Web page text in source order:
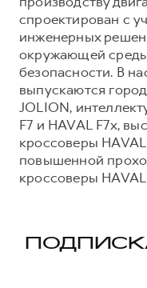
спроектирован с
инженерных
окружающей
безопасности. В
выпускаются
JOLION,
F7 и HAVAL F7x,
кроссоверы
повышенной
кроссоверы HAVAL